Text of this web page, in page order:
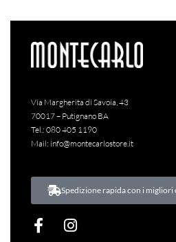
Via Margherita di Savoia, 43
70017 – Putignano BA
Tel.: 080 405 1190
Mail: info@montecarlostore.it
Spedizione rapida con i